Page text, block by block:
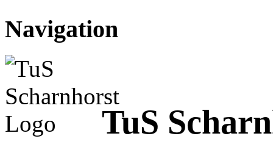
Navigation
TuS